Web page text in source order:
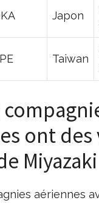
Japon
Taiwan
ont des
Miyazaki
aériennes